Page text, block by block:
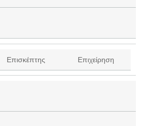
Επισκέπτης
Επισκέπτης Επιχείρηση
Επιχείρηση